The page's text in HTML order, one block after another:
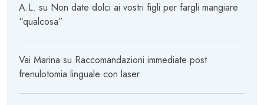
A.L. su Non date dolci ai vostri figli per fargli mangiare
“qualcosa”
Vai Marina su Raccomandazioni immediate post
frenulotomia linguale con laser